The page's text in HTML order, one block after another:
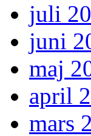
juli
juni
maj
april
mars